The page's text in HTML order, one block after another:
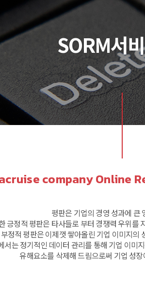
SORM서
company Online
평판은 기업의 경영 성과에 큰
긍정적 평판은 타사들로 부터 경쟁력 우위를
부정적 평판은 이제껏 쌓아올린 기업 이미지의
서는 정기적인 데이터 관리를 통해 기업 이미
유해요소를 삭제해 드림으로써 기업 성